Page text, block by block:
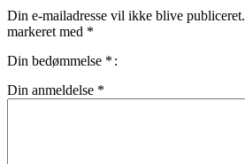
Din e-mailadresse vil ikke blive publiceret.
markeret med *
Din bedømmelse *
Din anmeldelse *